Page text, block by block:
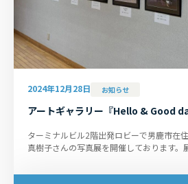
2024年12月28日 お知らせ
アートギャラリー『Hello & Good
ターミナルビル2階出発ロビーで男鹿市在
真樹子さんの写真展を開催しております。